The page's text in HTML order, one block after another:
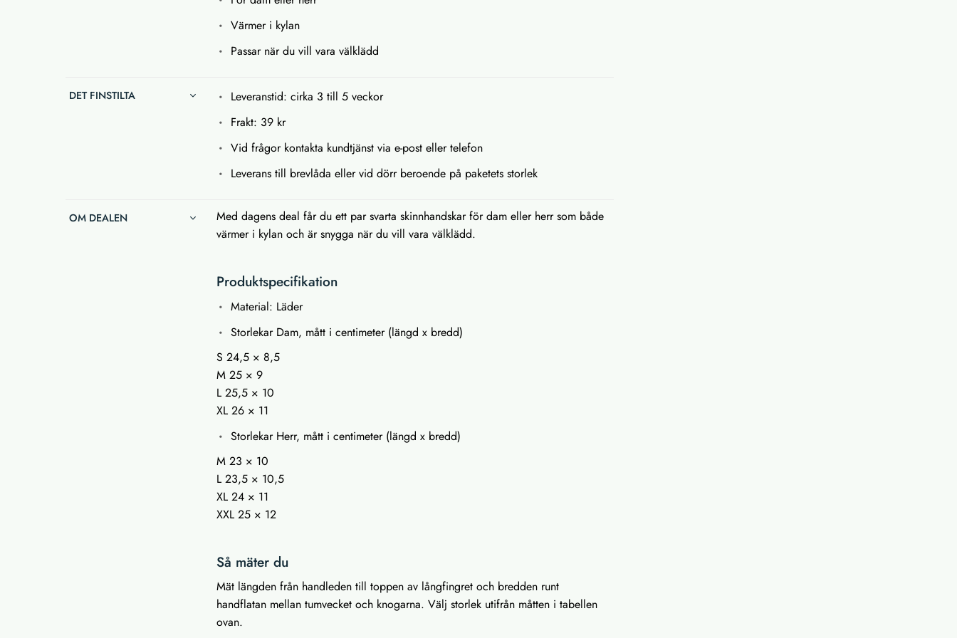
Värmer i kylan
Passar när du vill vara välklädd
DET FINSTILTA
Leveranstid: cirka 3 till 5 veckor
Frakt: 39 kr
Vid frågor kontakta kundtjänst via e-post eller telefon
Leverans till brevlåda eller vid dörr beroende på paketets storlek
OM DEALEN
Med dagens deal får du ett par svarta skinnhandskar för dam eller herr som både
värmer i kylan och är snygga när du vill vara välklädd.
Produktspecifikation
Material: Läder
Storlekar Dam, mått i centimeter (längd x bredd)
S 24,5 × 8,5
M 25 × 9
L 25,5 × 10
XL 26 × 11
Storlekar Herr, mått i centimeter (längd x bredd)
M 23 × 10
L 23,5 × 10,5
XL 24 × 11
XXL 25 × 12
Så mäter du
Mät längden från handleden till toppen av långfingret och bredden runt
handflatan mellan tumvecket och knogarna. Välj storlek utifrån måtten i tabellen
ovan.